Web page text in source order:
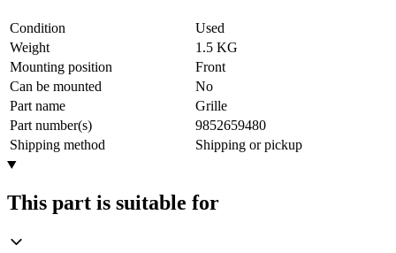
Condition
Used
Weight
1.5 KG
Mounting position
Front
Can be mounted
No
Part name
Grille
Part number(s)
9852659480
Shipping method
Shipping or pickup
This part is suitable for